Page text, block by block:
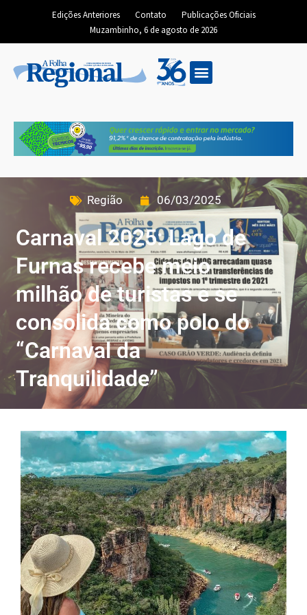
Edições Anteriores Contato
Publicações Oficiais
Muzambinho, 6 de agosto de 2026
Região 06/03/2025
Carnaval 2025: Lago de
Furnas recebe meio
milhão de turistas e se
consolida como polo do
“Carnaval da
Tranquilidade”